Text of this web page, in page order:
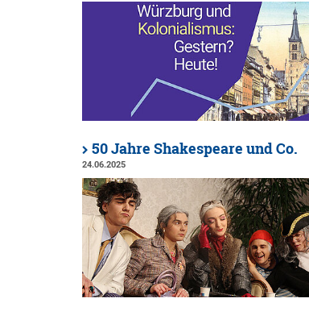
50 Jahre Shakespeare und Co.
24.06.2025